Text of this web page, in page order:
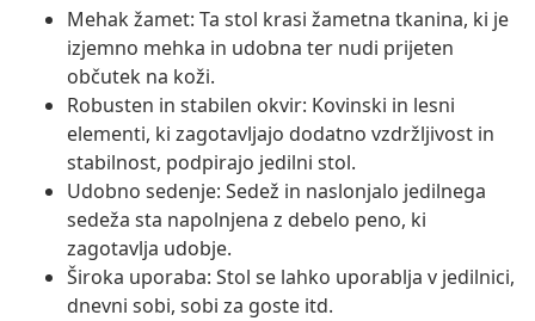
Mehak žamet: Ta stol krasi žametna tkanina, ki je
izjemno mehka in udobna ter nudi prijeten
občutek na koži.
Robusten in stabilen okvir: Kovinski in lesni
elementi, ki zagotavljajo dodatno vzdržljivost in
stabilnost, podpirajo jedilni stol.
Udobno sedenje: Sedež in naslonjalo jedilnega
sedeža sta napolnjena z debelo peno, ki
zagotavlja udobje.
Široka uporaba: Stol se lahko uporablja v jedilnici,
dnevni sobi, sobi za goste itd.